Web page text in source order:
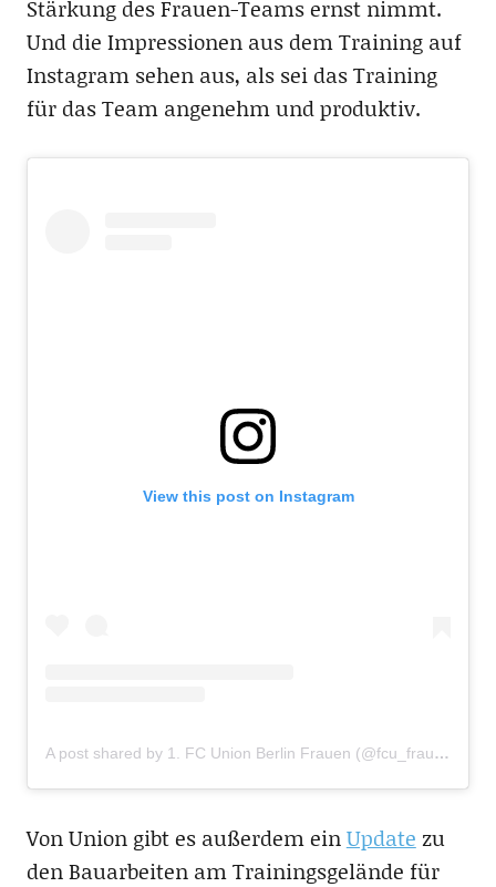
Stärkung des Frauen-Teams ernst nimmt.
Und die Impressionen aus dem Training auf
Instagram sehen aus, als sei das Training
für das Team angenehm und produktiv.
View this post on Instagram
A post shared by 1. FC Union Berlin Frauen (@fcu_frauen)
Von Union gibt es außerdem einUpdate zu
den Bauarbeiten am Trainingsgelände für